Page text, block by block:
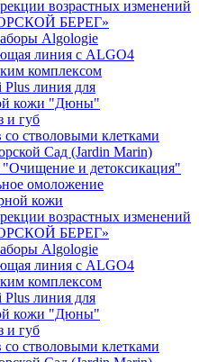
возрастных изменений
БЕРЕГ»
Algologie
линия с ALGO4
комплексом
Plus линия для
кожи "Дюны"
и губ
со стволовыми клетками
Сад (Jardin Marin)
"Очищение и детоксикация"
омоложение
кожи
возрастных изменений
БЕРЕГ»
Algologie
линия с ALGO4
комплексом
Plus линия для
кожи "Дюны"
и губ
со стволовыми клетками